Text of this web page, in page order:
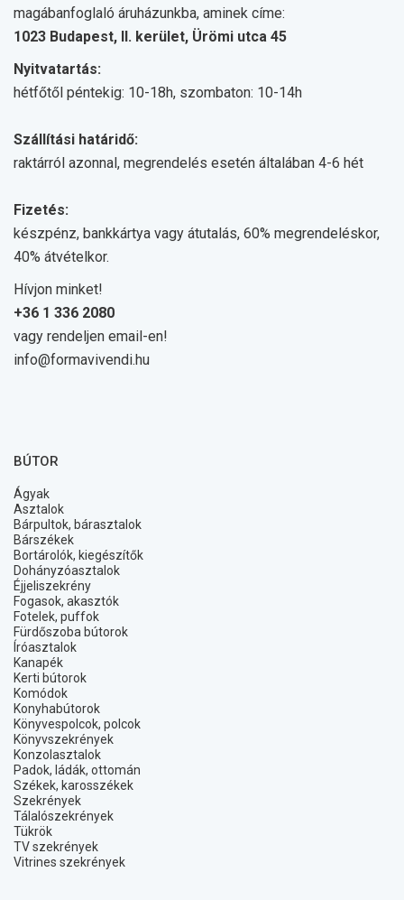
magábanfoglaló áruházunkba, aminek címe:
1023 Budapest, II. kerület, Ürömi utca 45
Nyitvatartás:
hétfőtől péntekig: 10-18h, szombaton: 10-14h
Szállítási határidő:
raktárról azonnal, megrendelés esetén általában 4-6 hét
Fizetés:
készpénz, bankkártya vagy átutalás, 60% megrendeléskor,
40% átvételkor.
Hívjon minket!
+36 1 336 2080
vagy rendeljen email-en!
info@formavivendi.hu
BÚTOR
Ágyak
Asztalok
Bárpultok, bárasztalok
Bárszékek
Bortárolók, kiegészítők
Dohányzóasztalok
Éjjeliszekrény
Fogasok, akasztók
Fotelek, puffok
Fürdőszoba bútorok
Íróasztalok
Kanapék
Kerti bútorok
Komódok
Konyhabútorok
Könyvespolcok, polcok
Könyvszekrények
Konzolasztalok
Padok, ládák, ottomán
Székek, karosszékek
Szekrények
Tálalószekrények
Tükrök
TV szekrények
Vitrines szekrények